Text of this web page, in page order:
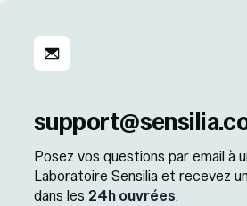
Posez vos questions par email à
Laboratoire Sensilia et recevez
dans les 24h ouvrées.